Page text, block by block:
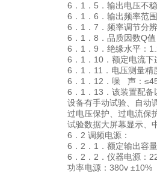
6．1．5．输出电压不
6．1．6．输出频率范
6．1．7．频率调节分
6．1．8．品质因数Q
6．1．9．绝缘水平：
6．1．10．额定电流
6．1．11．电压测量精
6．1．12．噪 声：
6．1．13．该装置配备
设备有手动试验、自动
过电压保护、过电流保
试验数据大屏幕显示、
6．2 调频电源：
6．2．1．额定输出容
6．2．2．仪器电源：
功率电源：380v ±10%